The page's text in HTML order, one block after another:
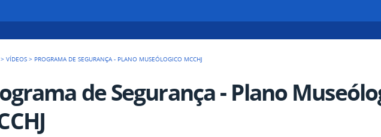
>VÍDEOS > PROGRAMA DE SEGURANÇA - PLANO MUSEÓLOGICO MCCHJ
de Segurança - Plano